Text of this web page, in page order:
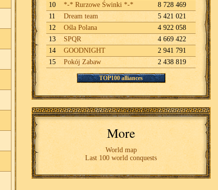
10
*-* Rurzowe Świnki *-*
8 728 469
11
Dream team
5 421 021
12
Ośla Polana
4 922 058
13
SPQR
4 669 422
14
GOODNIGHT
2 941 791
15
Pokój Zabaw 2 438 819
TOP100 alliances
More
World map
Last 100 world conquests